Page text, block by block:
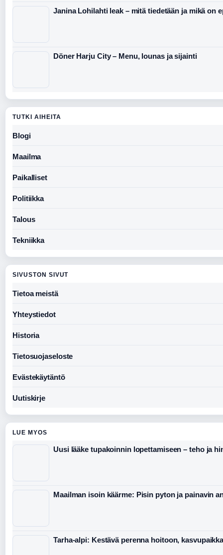
Janina Lohilahti leak – mitä tiedetään ja mikä on
Döner Harju City – Menu, lounas ja sijainti
TUTKI AIHEITA
Blogi
Maailma
Paikalliset
Politiikka
Talous
Tekniikka
SIVUSTON SIVUT
Tietoa meistä
Yhteystiedot
Historia
Tietosuojaseloste
Evästekäytäntö
Uutiskirje
LUE MYOS
Uusi lääke tupakoinnin lopettamiseen – teho ja
Maailman isoin käärme: Pisin pyton ja painavin
Tarha-alpi: Kestävä perenna hoitoon,